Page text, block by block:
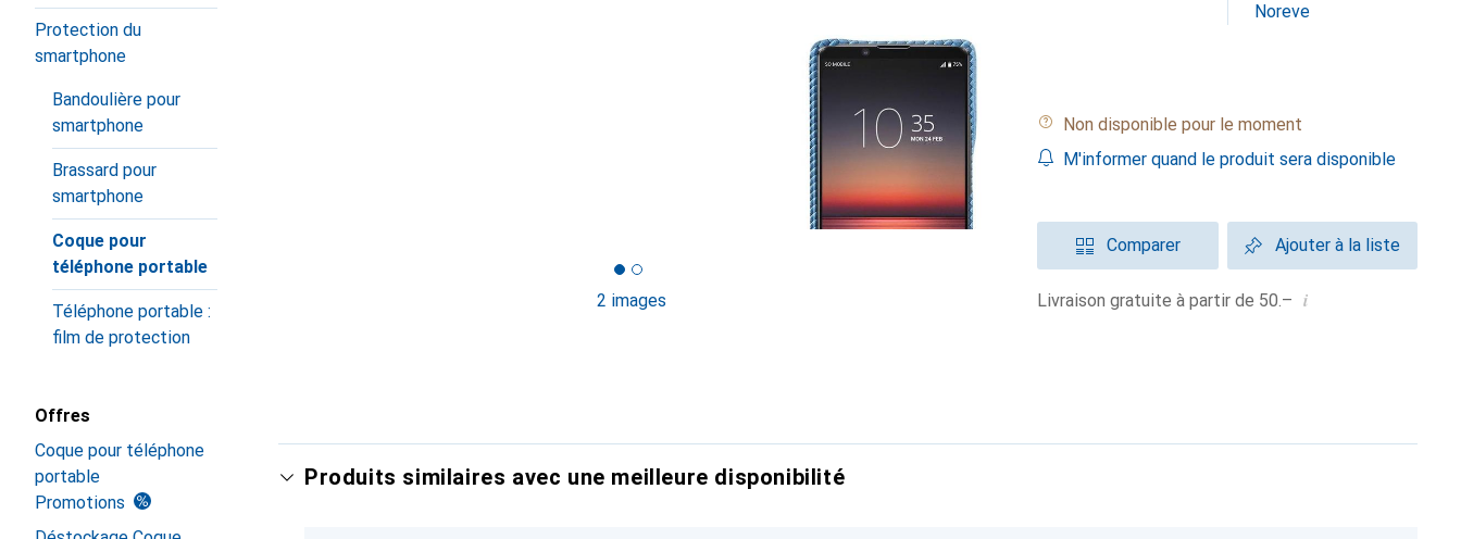
Protection du
smartphone
Bandoulière pour
smartphone
Brassard pour
smartphone
Coque pour
téléphone portable
Téléphone portable :
film de protection
Offres
Coque pour téléphone
portable
Promotions
2 images
Noreve
Non disponible pour le moment
M'informer quand le produit sera disponible
Comparer Ajouter à la liste
Livraison gratuite à partir de 50.– i
Produits similaires avec une meilleure disponibilité